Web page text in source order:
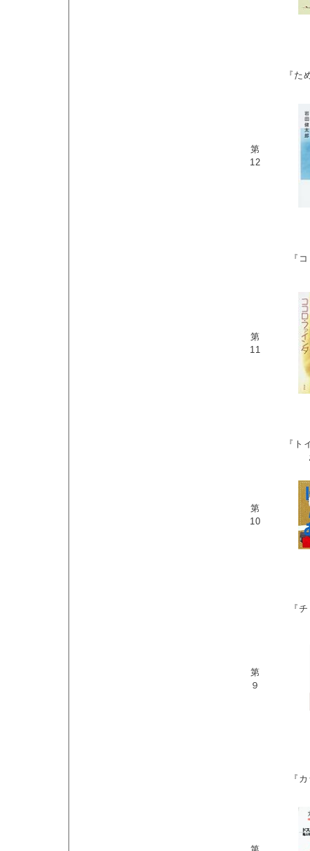
『た
第
12
『
第
11
『ト
第
10
『
第
９
『